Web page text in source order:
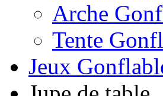
Arche
Tente
Jeux